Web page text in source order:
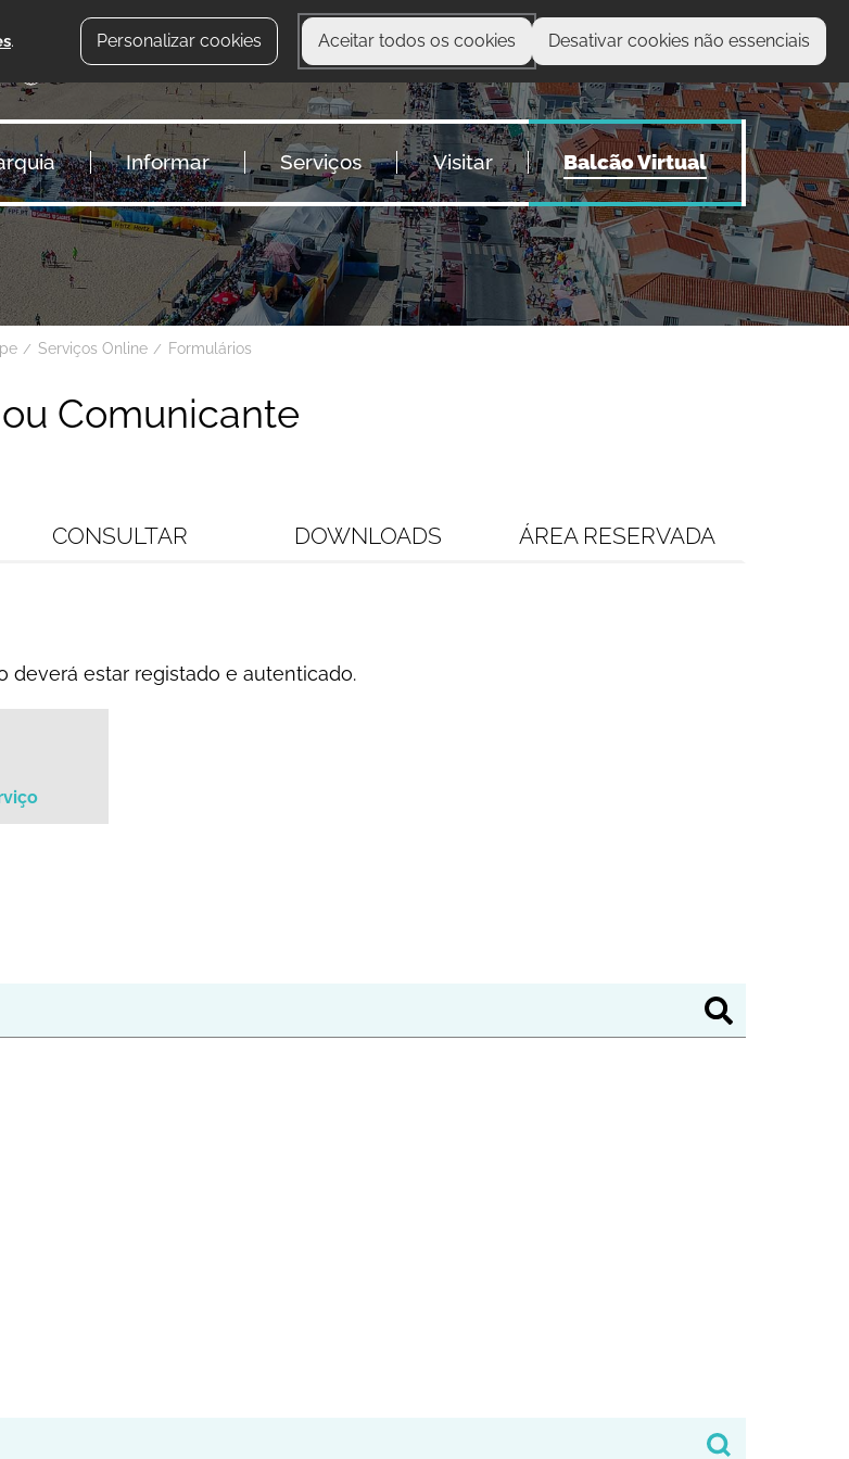
. Personalizar cookies Aceitar todos os cookies Desativar cookies não essenciais
O que procura?
Informar Serviços Visitar Balcão Virtual
Serviços Online Formulários
Comunicante
CONSULTAR DOWNLOADS ÁREA RESERVADA
estar registado e autenticado.